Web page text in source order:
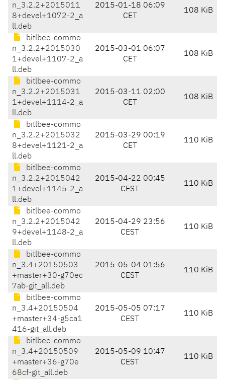
n_3.2.2+2015011
8+devel+1072-2_a
ll.deb
2015-01-18 06:09
CET
108 KiB
bitlbee-commo
n_3.2.2+2015030
1+devel+1107-2_a
ll.deb
2015-03-01 06:07
CET
108 KiB
bitlbee-commo
n_3.2.2+2015031
1+devel+1114-2_a
ll.deb
2015-03-11 02:00
CET
108 KiB
bitlbee-commo
n_3.2.2+2015032
8+devel+1121-2_a
ll.deb
2015-03-29 00:19
CET
110 KiB
bitlbee-commo
n_3.2.2+2015042
1+devel+1145-2_a
ll.deb
2015-04-22 00:45
CEST
110 KiB
bitlbee-commo
n_3.2.2+2015042
9+devel+1148-2_a
ll.deb
2015-04-29 23:56
CEST
110 KiB
bitlbee-commo
n_3.4+20150503
+master+30-g70ec
7ab-git_all.deb
2015-05-04 01:56
CEST
110 KiB
bitlbee-commo
n_3.4+20150504
+master+34-g5ca1
416-git_all.deb
2015-05-05 07:17
CEST
110 KiB
bitlbee-commo
n_3.4+20150509
+master+36-g70e
68cf-git_all.deb
2015-05-09 10:47
CEST
110 KiB